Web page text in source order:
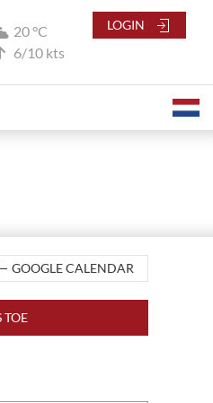
20 °C
6/10 kts
LOGIN
GOOGLE CALENDAR